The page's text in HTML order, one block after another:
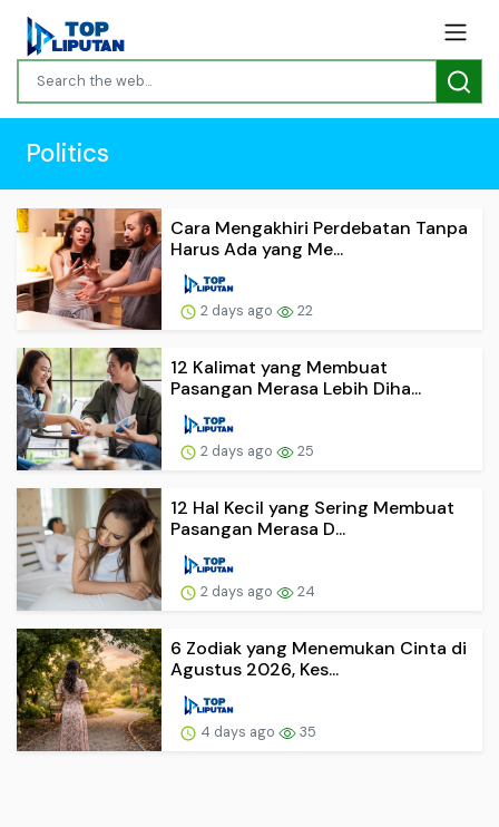
Politics
Cara Mengakhiri Perdebatan Tanpa
Harus Ada yang Me...
2 days ago 22
12 Kalimat yang Membuat
Pasangan Merasa Lebih Diha...
2 days ago 25
12 Hal Kecil yang Sering Membuat
Pasangan Merasa D...
2 days ago 24
6 Zodiak yang Menemukan Cinta di
Agustus 2026, Kes...
4 days ago 35